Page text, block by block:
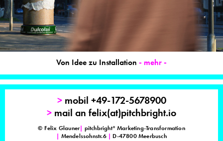
Von Idee zu Installation - mehr -
> mobil +49-172-5678900
> mail an felix(at)pitchbright.io
© Felix Glauner| pitchbright° Marketing-Transformation
| Mendelssohnstr.6 | D-47800 Meerbusch